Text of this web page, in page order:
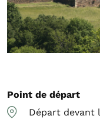
Point de départ
Départ devant